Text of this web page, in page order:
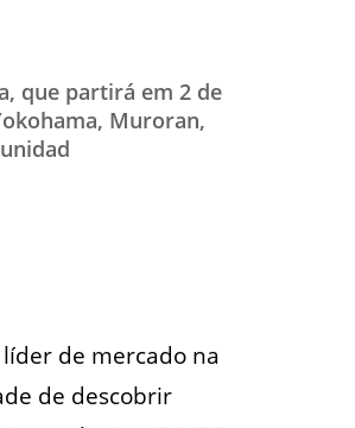
que partirá em 2 de
Muroran,
de mercado na
de descobrir